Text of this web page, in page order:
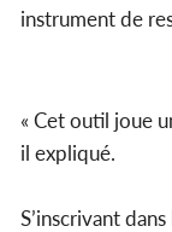
instrument de
« Cet outil joue
il expliqué.
S’inscrivant